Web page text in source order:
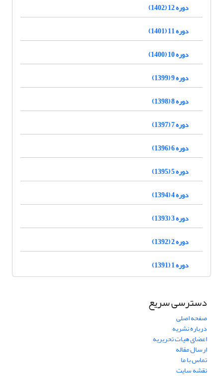
دوره 12 (1402)
دوره 11 (1401)
دوره 10 (1400)
دوره 9 (1399)
دوره 8 (1398)
دوره 7 (1397)
دوره 6 (1396)
دوره 5 (1395)
دوره 4 (1394)
دوره 3 (1393)
دوره 2 (1392)
دوره 1 (1391)
دسترسی سریع
صفحه اصلی
درباره نشریه
اعضای هیات تحریریه
ارسال مقاله
تماس با ما
نقشه سایت